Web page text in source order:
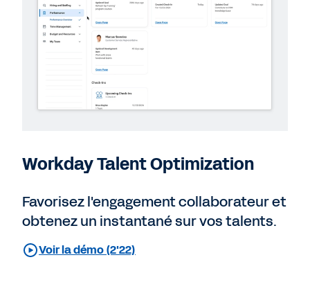
Workday Talent Optimization
Favorisez l'engagement collaborateur et
obtenez un instantané sur vos talents.
Voir la démo (2'22)